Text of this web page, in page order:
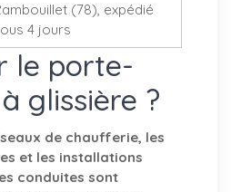
(78), expédié
4 jours
le porte-
glissière ?
de chaufferie, les
et les installations
conduites sont